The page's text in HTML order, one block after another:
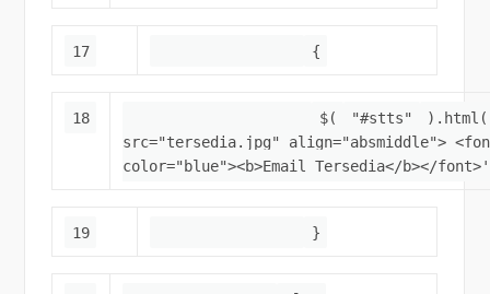
17 {
18 $( "#stts"
).html(
src="tersedia.jpg" align="absmiddle">
color="blue"><b>Email Tersedia</b></font>'
19 }